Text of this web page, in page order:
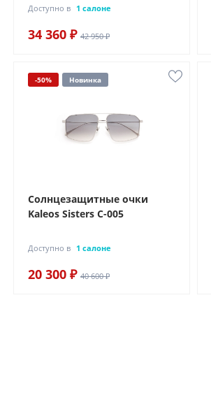
Доступно в 1 салоне
34 360 ₽ 42 950 ₽
-50% Новинка
Солнцезащитные очки
Kaleos Sisters C-005
Доступно в 1 салоне
20 300 ₽ 40 600 ₽